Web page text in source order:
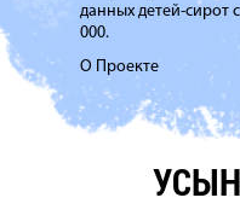
данных детей-сирот
000.
О Проекте